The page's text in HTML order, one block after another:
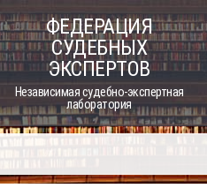
Skip
to
content
ФЕДЕРАЦИЯ
СУДЕБНЫХ
ЭКСПЕРТОВ
Независимая судебно-экспертная
лаборатория